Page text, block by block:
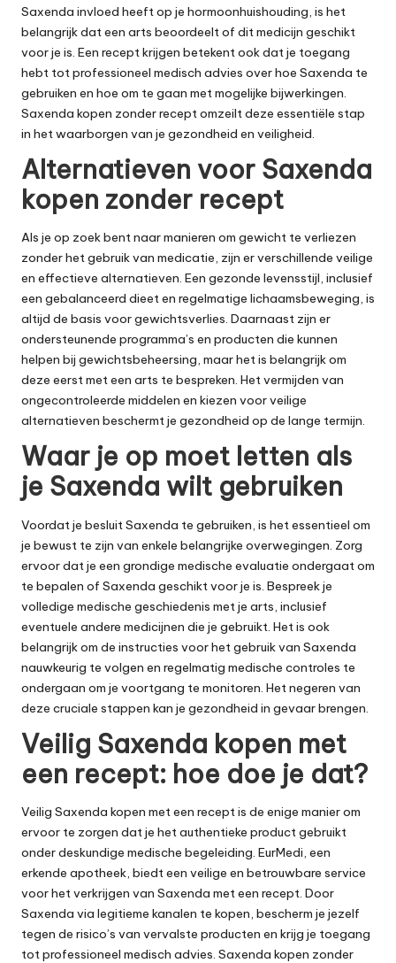
Saxenda invloed heeft op je hormoonhuishouding, is het
belangrijk dat een arts beoordeelt of dit medicijn geschikt
voor je is. Een recept krijgen betekent ook dat je toegang
hebt tot professioneel medisch advies over hoe Saxenda te
gebruiken en hoe om te gaan met mogelijke bijwerkingen.
Saxenda kopen zonder recept omzeilt deze essentiële stap
in het waarborgen van je gezondheid en veiligheid.
Alternatieven voor Saxenda
kopen zonder recept
Als je op zoek bent naar manieren om gewicht te verliezen
zonder het gebruik van medicatie, zijn er verschillende veilige
en effectieve alternatieven. Een gezonde levensstijl, inclusief
een gebalanceerd dieet en regelmatige lichaamsbeweging, is
altijd de basis voor gewichtsverlies. Daarnaast zijn er
ondersteunende programma’s en producten die kunnen
helpen bij gewichtsbeheersing, maar het is belangrijk om
deze eerst met een arts te bespreken. Het vermijden van
ongecontroleerde middelen en kiezen voor veilige
alternatieven beschermt je gezondheid op de lange termijn.
Waar je op moet letten als
je Saxenda wilt gebruiken
Voordat je besluit Saxenda te gebruiken, is het essentieel om
je bewust te zijn van enkele belangrijke overwegingen. Zorg
ervoor dat je een grondige medische evaluatie ondergaat om
te bepalen of Saxenda geschikt voor je is. Bespreek je
volledige medische geschiedenis met je arts, inclusief
eventuele andere medicijnen die je gebruikt. Het is ook
belangrijk om de instructies voor het gebruik van Saxenda
nauwkeurig te volgen en regelmatig medische controles te
ondergaan om je voortgang te monitoren. Het negeren van
deze cruciale stappen kan je gezondheid in gevaar brengen.
Veilig Saxenda kopen met
een recept: hoe doe je dat?
Veilig Saxenda kopen met een recept is de enige manier om
ervoor te zorgen dat je het authentieke product gebruikt
onder deskundige medische begeleiding. EurMedi, een
erkende apotheek, biedt een veilige en betrouwbare service
voor het verkrijgen van Saxenda met een recept. Door
Saxenda via legitieme kanalen te kopen, bescherm je jezelf
tegen de risico’s van vervalste producten en krijg je toegang
tot professioneel medisch advies. Saxenda kopen zonder